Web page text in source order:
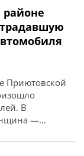
районе
Приютовской
В
—
Спасатели